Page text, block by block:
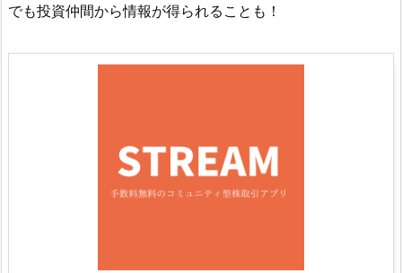
でも投資仲間から情報が得られることも！